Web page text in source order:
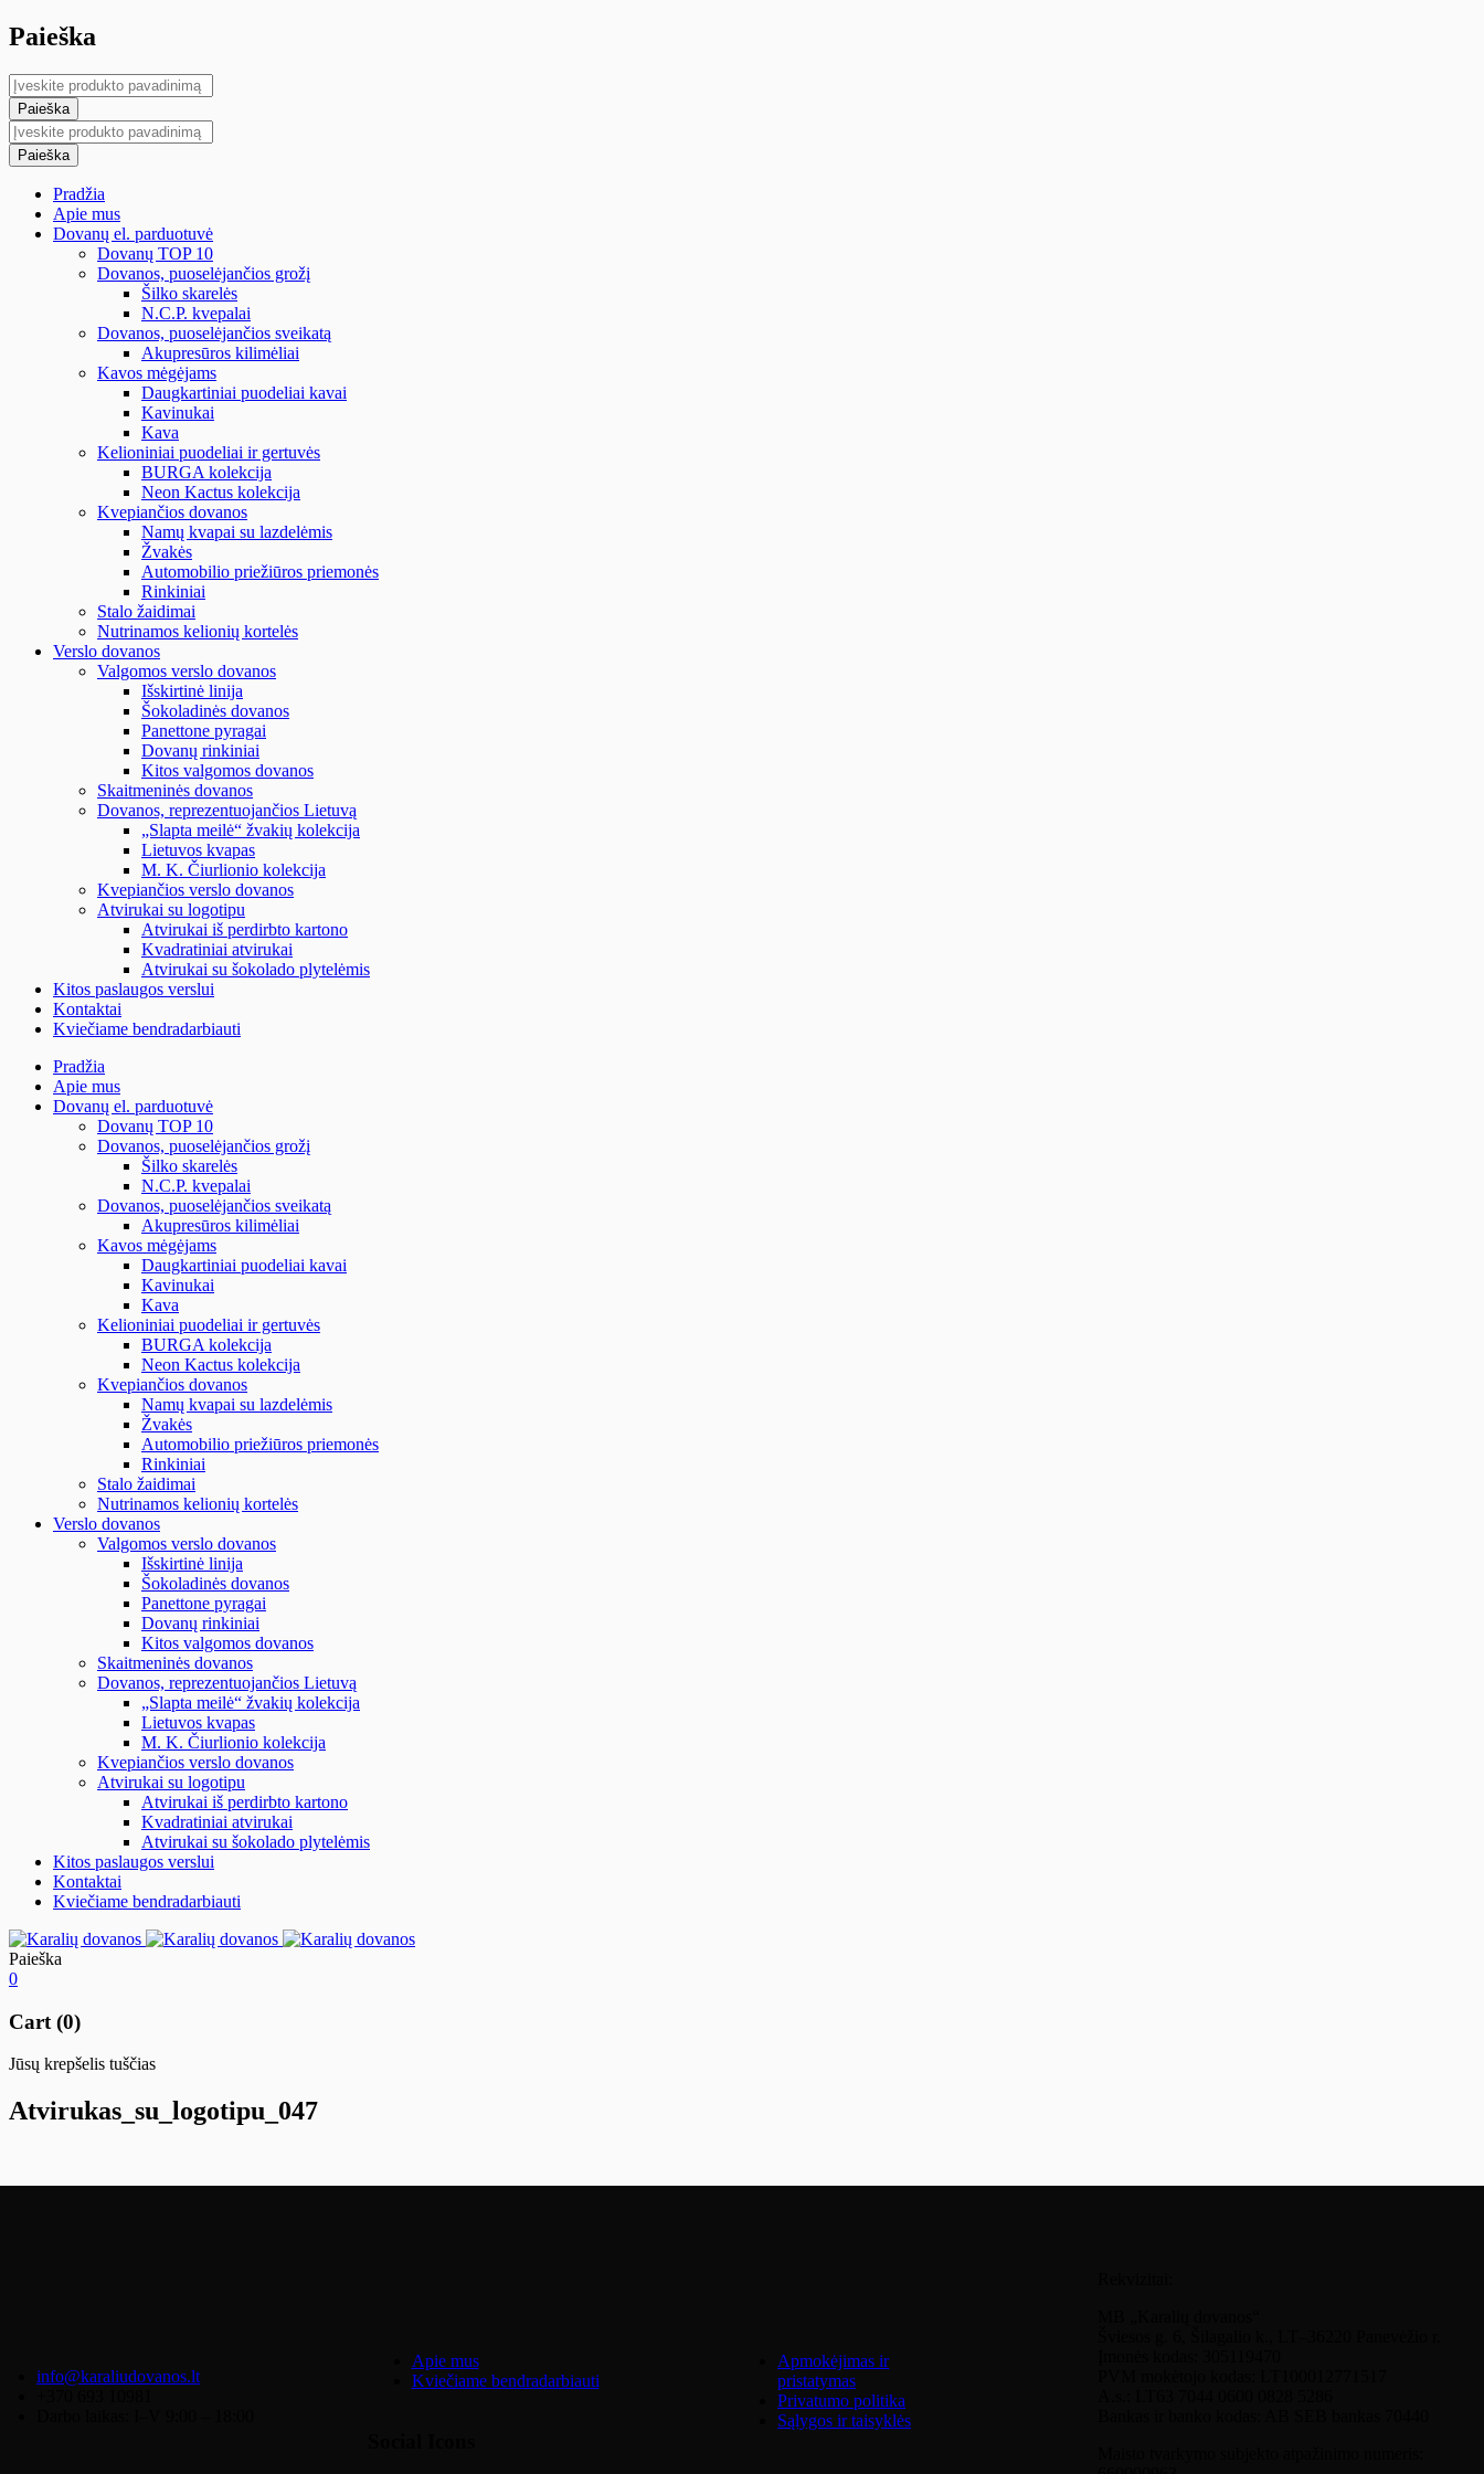
Paieška
Pradžia
Apie mus
Dovanų el. parduotuvė
Dovanų TOP 10
Dovanos, puoselėjančios grožį
Šilko skarelės
N.C.P. kvepalai
Dovanos, puoselėjančios sveikatą
Akupresūros kilimėliai
Kavos mėgėjams
Daugkartiniai puodeliai kavai
Kavinukai
Kava
Kelioniniai puodeliai ir gertuvės
BURGA kolekcija
Neon Kactus kolekcija
Kvepiančios dovanos
Namų kvapai su lazdelėmis
Žvakės
Automobilio priežiūros priemonės
Rinkiniai
Stalo žaidimai
Nutrinamos kelionių kortelės
Verslo dovanos
Valgomos verslo dovanos
Išskirtinė linija
Šokoladinės dovanos
Panettone pyragai
Dovanų rinkiniai
Kitos valgomos dovanos
Skaitmeninės dovanos
Dovanos, reprezentuojančios Lietuvą
„Slapta meilė“ žvakių kolekcija
Lietuvos kvapas
M. K. Čiurlionio kolekcija
Kvepiančios verslo dovanos
Atvirukai su logotipu
Atvirukai iš perdirbto kartono
Kvadratiniai atvirukai
Atvirukai su šokolado plytelėmis
Kitos paslaugos verslui
Kontaktai
Kviečiame bendradarbiauti
Pradžia
Apie mus
Dovanų el. parduotuvė
Dovanų TOP 10
Dovanos, puoselėjančios grožį
Šilko skarelės
N.C.P. kvepalai
Dovanos, puoselėjančios sveikatą
Akupresūros kilimėliai
Kavos mėgėjams
Daugkartiniai puodeliai kavai
Kavinukai
Kava
Kelioniniai puodeliai ir gertuvės
BURGA kolekcija
Neon Kactus kolekcija
Kvepiančios dovanos
Namų kvapai su lazdelėmis
Žvakės
Automobilio priežiūros priemonės
Rinkiniai
Stalo žaidimai
Nutrinamos kelionių kortelės
Verslo dovanos
Valgomos verslo dovanos
Išskirtinė linija
Šokoladinės dovanos
Panettone pyragai
Dovanų rinkiniai
Kitos valgomos dovanos
Skaitmeninės dovanos
Dovanos, reprezentuojančios Lietuvą
„Slapta meilė“ žvakių kolekcija
Lietuvos kvapas
M. K. Čiurlionio kolekcija
Kvepiančios verslo dovanos
Atvirukai su logotipu
Atvirukai iš perdirbto kartono
Kvadratiniai atvirukai
Atvirukai su šokolado plytelėmis
Kitos paslaugos verslui
Kontaktai
Kviečiame bendradarbiauti
Paieška
0
Cart (0)
Jūsų krepšelis tuščias
Atvirukas_su_logotipu_047
info@karaliudovanos.lt
Apie mus
Kviečiame bendradarbiauti
Apmokėjimas ir
pristatymas
Privatumo politika
Sąlygos ir taisyklės